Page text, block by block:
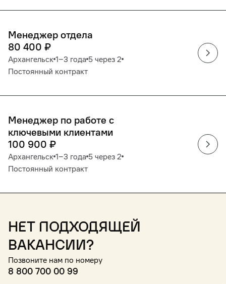
Менеджер отдела
80 400 ₽
Архангельск 1‒3 года 5 через 2
Постоянный контракт
Менеджер по работе с
ключевыми клиентами
100 900 ₽
Архангельск 1‒3 года 5 через 2
Постоянный контракт
Нет подходящей
вакансии?
Позвоните нам по номеру
8 800 700 00 99